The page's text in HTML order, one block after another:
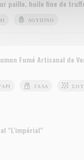
paille, huile fine de
ΛΟΎΠΙΝΟ
Fumé Artisanal de
ΓΆΛΑ
"L'impérial"